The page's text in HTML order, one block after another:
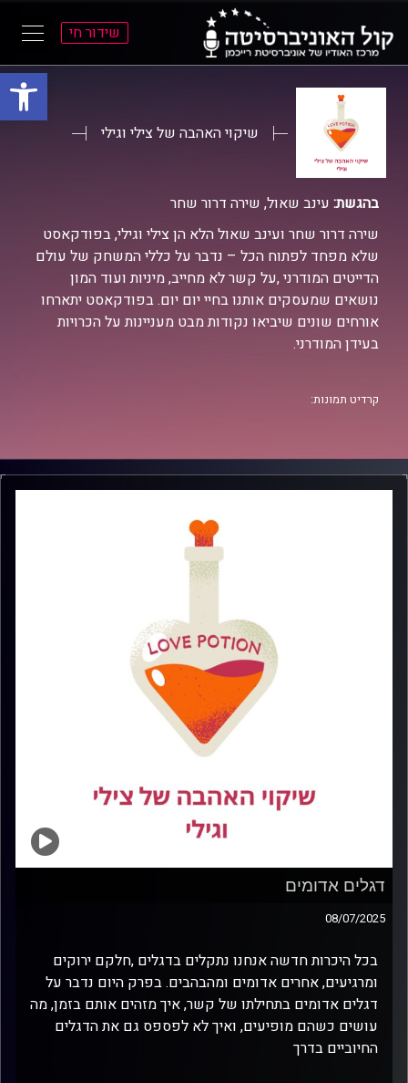
פתח
שידור חי
שיקוי האהבה של צילי וגילי
בהגשת: עינב שאול, שירה דרור שחר
שירה דרור שחר ועינב שאול הלא הן צילי וגילי, בפודקאסט
שלא מפחד לפתוח הכל – נדבר על כללי המשחק של עולם
הדייטים המודרני ,על קשר לא מחייב, מיניות ועוד המון
נושאים שמעסקים אותנו בחיי יום יום. בפודקאסט יתארחו
אורחים שונים שיביאו נקודות מבט מעניינות על הכרויות
בעידן המודרני.
קרדיט תמונות:
דגלים אדומים
08/07/2025
בכל היכרות חדשה אנחנו נתקלים בדגלים ,חלקם ירוקים
ומרגיעים, אחרים אדומים ומהבהבים. בפרק היום נדבר על
דגלים אדומים בתחילתו של קשר, איך מזהים אותם בזמן, מה
עושים כשהם מופיעים, ואיך לא לפספס גם את הדגלים
החיוביים בדרך